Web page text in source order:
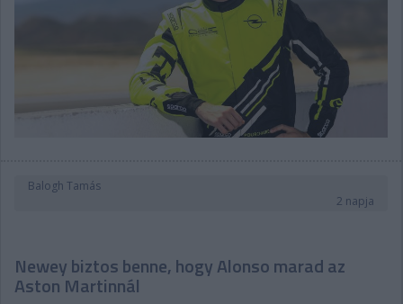
Balogh Tamás
2 napja
Newey biztos benne, hogy Alonso marad az
Aston Martinnál